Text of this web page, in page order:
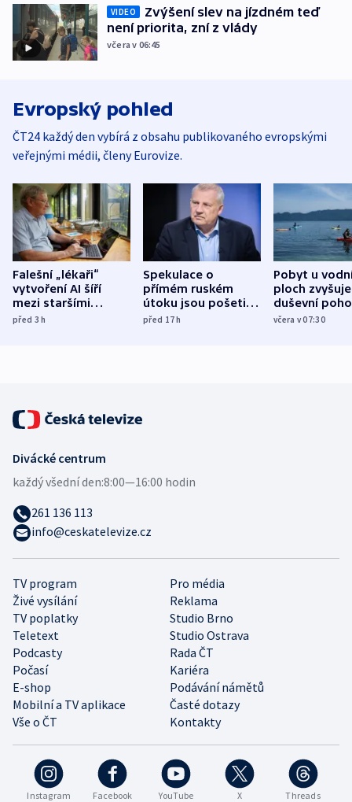
VIDEO
Zvýšení slev na jízdném teď
není priorita, zní z vlády
včera v 06:45
Evropský pohled
ČT24 každý den vybírá z obsahu publikovaného evropskými
veřejnými médii, členy Eurovize.
Falešní „lékaři“
vytvoření AI šíří
mezi staršími
Poláky nebezpečné
před 3h
Spekulace o
přímém ruském
útoku jsou pošetilé,
míní estonský
před 17h
Pobyt u
ploch zvyšuje
duševní
ukázala
včera v 07:30
Instagram Facebook YouTube X Threads
TV program
Pro média
Živé vysílání
Reklama
TV poplatky
Studio Brno
Teletext
Studio Ostrava
Podcasty
Rada ČT
Počasí
Kariéra
E-shop
Podávání námětů
Mobilní a TV aplikace
Časté dotazy
Vše o ČT
Kontakty
Divácké centrum
každý všední den:8:00—16:00 hodin
261 136 113
info@ceskatelevize.cz